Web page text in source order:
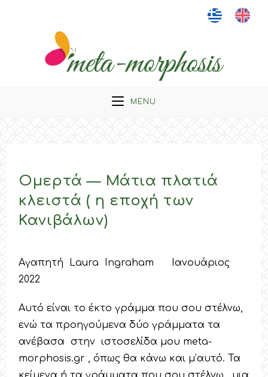
MENU
Ομερτά — Μάτια πλατιά
κλειστά ( η εποχή των
Κανιβάλων)
Αγαπητή Laura Ingraham Ιανουάριος
2022
Αυτό είναι το έκτο γράμμα που σου στέλνω,
ενώ τα προηγούμενα δύο γράμματα τα
ανέβασα στην ιστοσελίδα μου meta-
morphosis.gr , όπως θα κάνω και μ’αυτό. Τα